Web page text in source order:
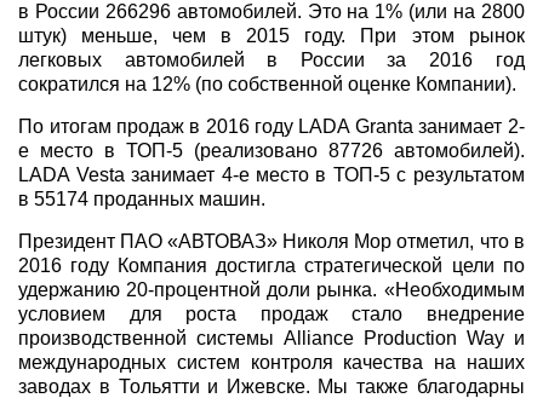
в России 266296 автомобилей. Это на 1% (или на 2800
штук) меньше, чем в 2015 году. При этом рынок
легковых автомобилей в России за 2016 год
сократился на 12% (по собственной оценке Компании).
По итогам продаж в 2016 году LADA Granta занимает 2-
е место в ТОП-5 (реализовано 87726 автомобилей).
LADA Vesta занимает 4-е место в ТОП-5 с результатом
в 55174 проданных машин.
Президент ПАО «АВТОВАЗ» Николя Мор отметил, что в
2016 году Компания достигла стратегической цели по
удержанию 20-процентной доли рынка. «Необходимым
условием для роста продаж стало внедрение
производственной системы Alliance Production Way и
международных систем контроля качества на наших
заводах в Тольятти и Ижевске. Мы также благодарны